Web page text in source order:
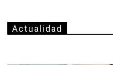
Actualidad